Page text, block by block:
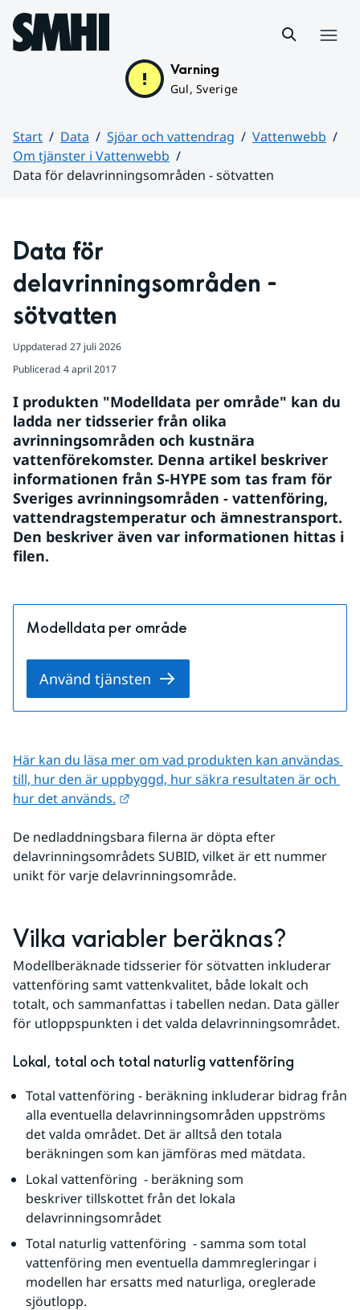
Hoppa till sidans innehåll
Varning
Gul, Sverige
Start Data Sjöar och vattendrag
Vattenwebb
Om tjänster i Vattenwebb
Data för delavrinningsområden - sötvatten
Data för
delavrinningsområden -
sötvatten
Uppdaterad 27 juli 2026
Publicerad 4 april 2017
I produkten "Modelldata per område" kan du
ladda ner tidsserier från olika
avrinningsområden och kustnära
vattenförekomster. Denna artikel beskriver
informationen från S-HYPE som tas fram för
Sveriges avrinningsområden - vattenföring,
vattendragstemperatur och ämnestransport.
Den beskriver även var informationen hittas i
filen.
Modelldata per område
Använd tjänsten
Här kan du läsa mer om vad produkten kan användas
till, hur den är uppbyggd, hur säkra resultaten är och
hur det används.
De nedladdningsbara filerna är döpta efter
delavrinningsområdets SUBID, vilket är ett nummer
unikt för varje delavrinningsområde.
Vilka variabler beräknas?
Modellberäknade tidsserier för sötvatten inkluderar
vattenföring samt vattenkvalitet, både lokalt och
totalt, och sammanfattas i tabellen nedan. Data gäller
för utloppspunkten i det valda delavrinningsområdet.
Lokal, total och total naturlig vattenföring
Total vattenföring - beräkning inkluderar bidrag från
alla eventuella delavrinningsområden uppströms
det valda området. Det är alltså den totala
beräkningen som kan jämföras med mätdata.
Lokal vattenföring  - beräkning som
beskriver tillskottet från det lokala
delavrinningsområdet
Total naturlig vattenföring  - samma som total
vattenföring men eventuella dammregleringar i
modellen har ersatts med naturliga, oreglerade
sjöutlopp.